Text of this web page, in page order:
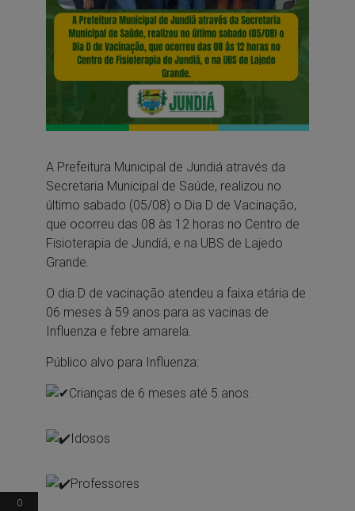
A Prefeitura Municipal de Jundiá através da
Secretaria Municipal de Saúde, realizou no
último sabado (05/08) o Dia D de Vacinação,
que ocorreu das 08 às 12 horas no Centro de
Fisioterapia de Jundiá, e na UBS de Lajedo
Grande.
O dia D de vacinação atendeu a faixa etária de
06 meses à 59 anos para as vacinas de
Influenza e febre amarela.
Público alvo para Influenza:
Crianças de 6 meses até 5 anos.
Idosos
Professores
0